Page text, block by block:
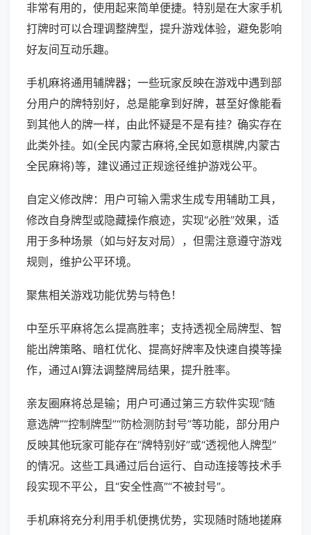
非常有用的，使用起来简单便捷。特别是在大家手机
打牌时可以合理调整牌型，提升游戏体验，避免影响
好友间互动乐趣。
手机麻将通用辅牌器；一些玩家反映在游戏中遇到部
分用户的牌特别好，总是能拿到好牌，甚至好像能看
到其他人的牌一样，由此怀疑是不是有挂？确实存在
此类外挂。如(全民内蒙古麻将,全民如意棋牌,内蒙古
全民麻将)等，建议通过正规途径维护游戏公平。
自定义修改牌：用户可输入需求生成专用辅助工具，
修改自身牌型或隐藏操作痕迹，实现“必胜”效果，适
用于多种场景（如与好友对局），但需注意遵守游戏
规则，维护公平环境。
聚焦相关游戏功能优势与特色！
中至乐平麻将怎么提高胜率；支持透视全局牌型、智
能出牌策略、暗杠优化、提高好牌率及快速自摸等操
作，通过AI算法调整牌局结果，提升胜率。
亲友圈麻将总是输；用户可通过第三方软件实现“随
意选牌”“控制牌型”“防检测防封号”等功能，部分用户
反映其他玩家可能存在“牌特别好”或“透视他人牌型”
的情况。这些工具通过后台运行、自动连接等技术手
段实现不平公，且“安全性高”“不被封号”。
手机麻将充分利用手机便携优势，实现随时随地搓麻